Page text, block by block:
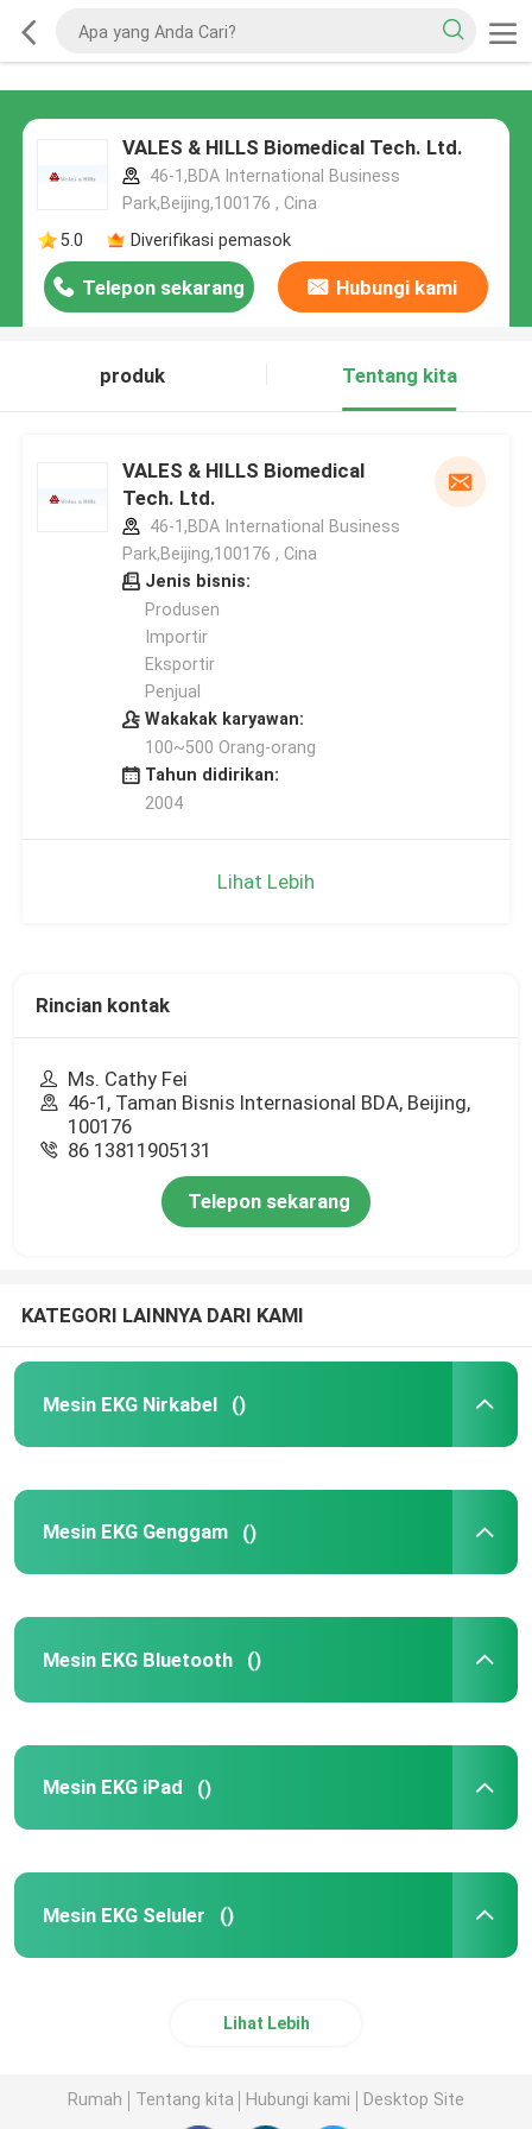
VALES & HILLS Biomedical Tech. Ltd.
46-1,BDA International Business
Park,Beijing,100176 , Cina
5.0
Diverifikasi pemasok
Telepon sekarang Hubungi kami
produk Tentang kita
VALES & HILLS Biomedical
Tech. Ltd.
46-1,BDA International Business
Park,Beijing,100176 , Cina
Jenis bisnis:
Produsen
Importir
Eksportir
Penjual
Wakakak karyawan:
100~500 Orang-orang
Tahun didirikan:
2004
Lihat Lebih
Rincian kontak
Ms. Cathy Fei
46-1, Taman Bisnis Internasional BDA, Beijing,
100176
86 13811905131
Telepon sekarang
KATEGORI LAINNYA DARI KAMI
Mesin EKG Nirkabel ()
Mesin EKG Genggam ()
Mesin EKG Bluetooth ()
Mesin EKG iPad ()
Mesin EKG Seluler ()
Lihat Lebih
Rumah Tentang kita Hubungi kami Desktop Site